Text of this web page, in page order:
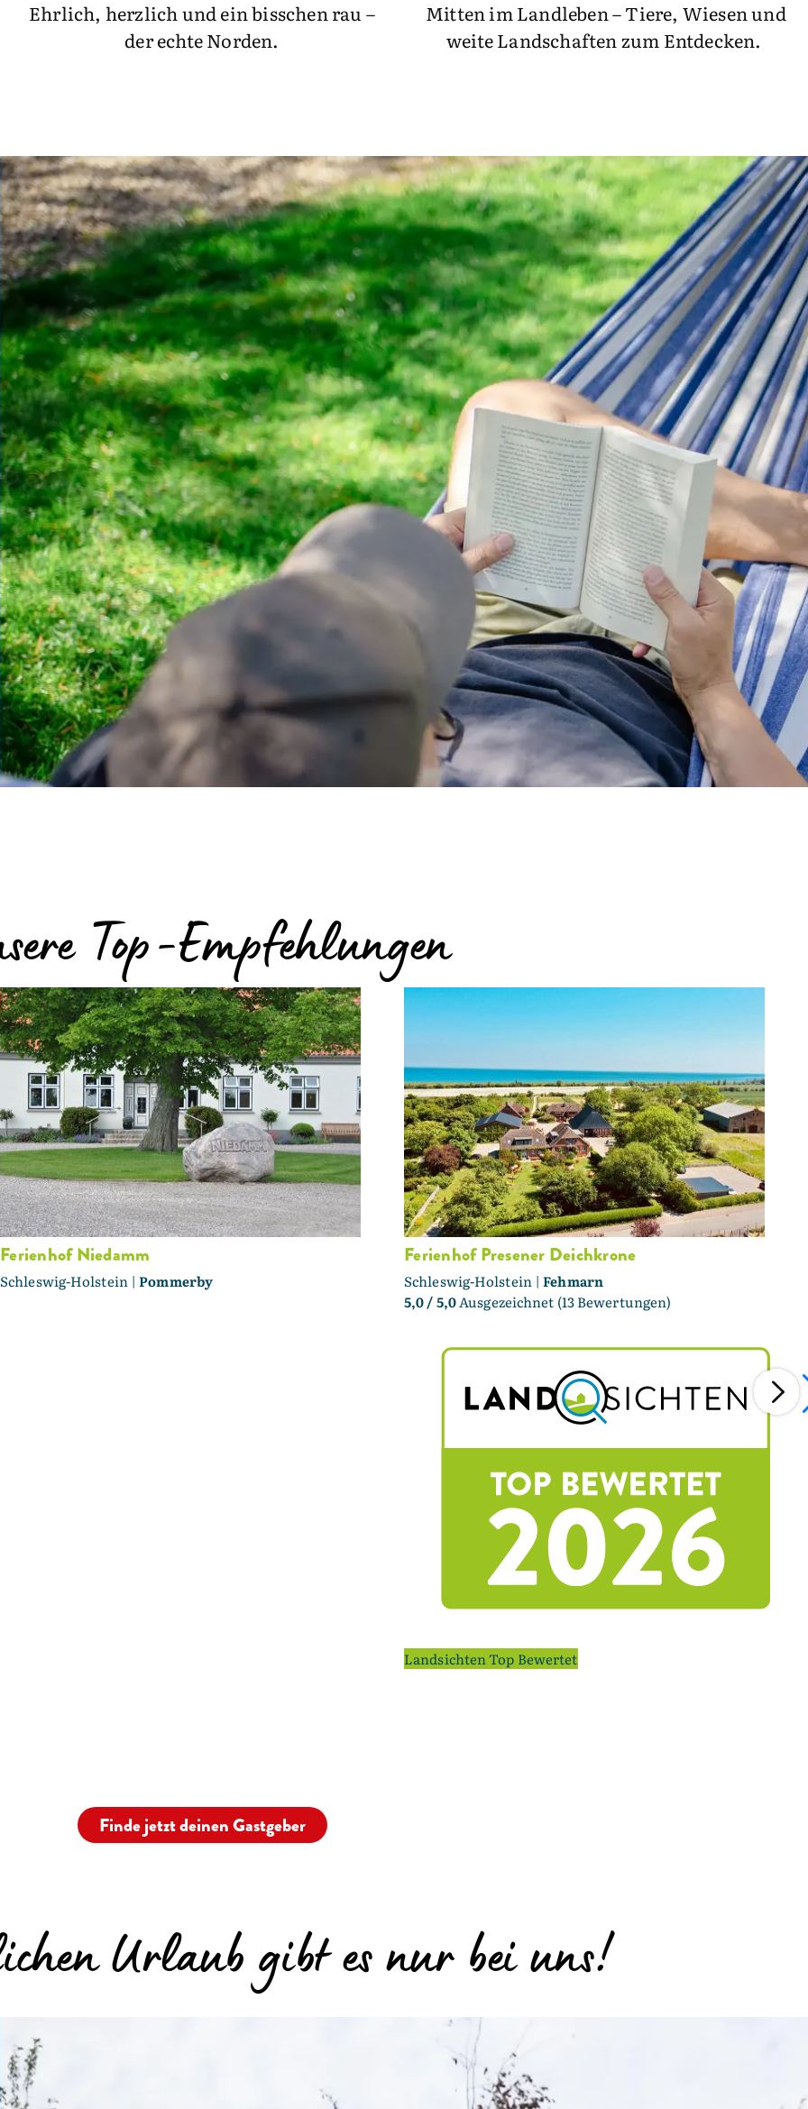
Ehrlich, herzlich und ein bisschen rau –
der echte Norden.
Mitten im Landleben – Tiere, Wiesen und
weite Landschaften zum Entdecken.
Top-Empfehlungen
Ferienhof Niedamm
Schleswig-Holstein |Pommerby
Ferienhof Presener Deichkrone
Schleswig-Holstein |Fehmarn
5,0/ 5,0Ausgezeichnet (13 Bewertungen)
Landsichten Top Bewertet
Finde jetzt deinen Gastgeber
Urlaub gibt es nur bei uns!